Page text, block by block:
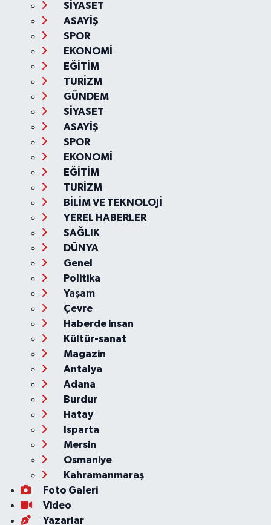
SİYASET
ASAYİŞ
SPOR
EKONOMİ
EĞİTİM
TURİZM
GÜNDEM
SİYASET
ASAYİŞ
SPOR
EKONOMİ
EĞİTİM
TURİZM
BİLİM VE TEKNOLOJİ
YEREL HABERLER
SAĞLIK
DÜNYA
Genel
Politika
Yaşam
Çevre
Haberde insan
Kültür-sanat
Magazin
Antalya
Adana
Burdur
Hatay
Isparta
Mersin
Osmaniye
Kahramanmaraş
Foto Galeri
Video
Yazarlar